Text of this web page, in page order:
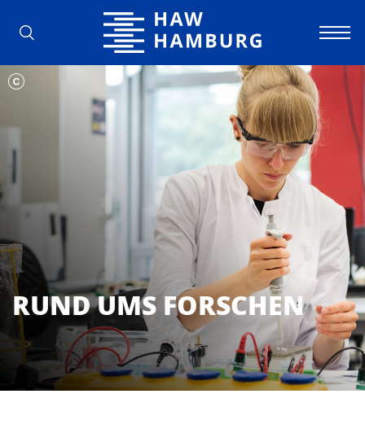
Hochschule für Angewandte
RUND UMS FORSCHEN